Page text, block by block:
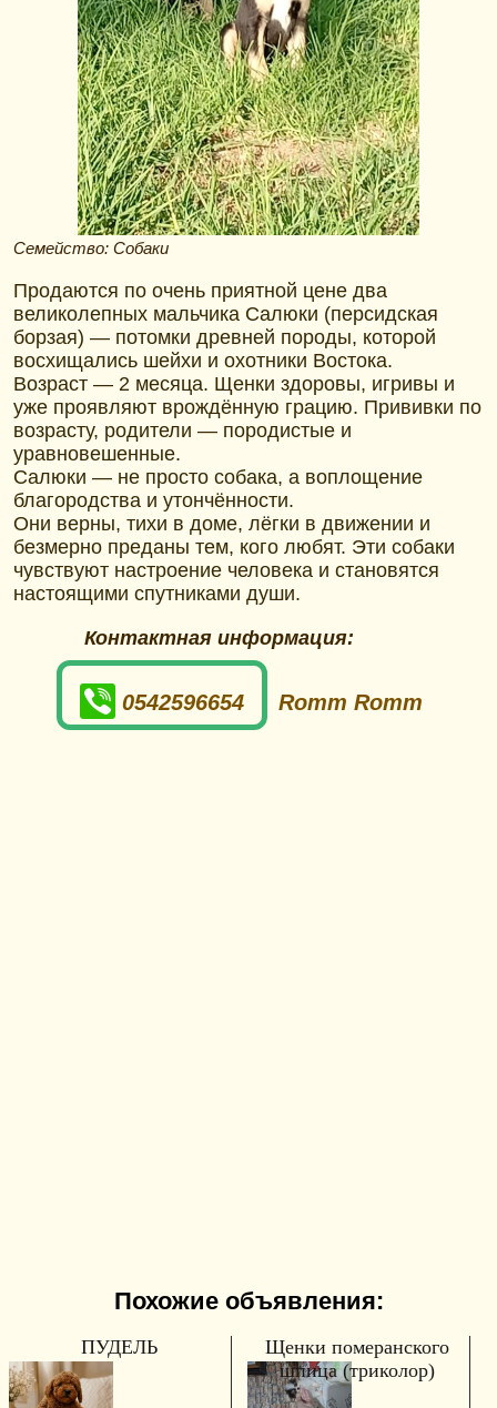
Семейство: Собаки
Продаются по очень приятной цене два
великолепных мальчика Салюки (персидская
борзая) — потомки древней породы, которой
восхищались шейхи и охотники Востока.
Возраст — 2 месяца. Щенки здоровы, игривы и
уже проявляют врождённую грацию. Прививки по
возрасту, родители — породистые и
уравновешенные.
Салюки — не просто собака, а воплощение
благородства и утончённости.
Они верны, тихи в доме, лёгки в движении и
безмерно преданы тем, кого любят. Эти собаки
чувствуют настроение человека и становятся
настоящими спутниками души.
Контактная информация:
0542596654 Romm Romm
Похожие объявления:
ПУДЕЛЬ
Щенки померанского
шпица (триколор)